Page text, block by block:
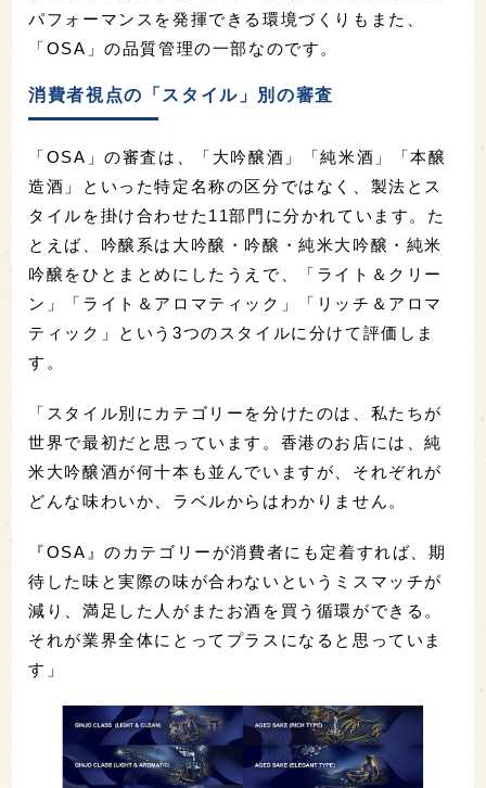
パフォーマンスを発揮できる環境づくりもまた、
「OSA」の品質管理の一部なのです。
消費者視点の「スタイル」別の審査
「OSA」の審査は、「大吟醸酒」「純米酒」「本醸
造酒」といった特定名称の区分ではなく、製法とス
タイルを掛け合わせた11部門に分かれています。た
とえば、吟醸系は大吟醸・吟醸・純米大吟醸・純米
吟醸をひとまとめにしたうえで、「ライト＆クリー
ン」「ライト＆アロマティック」「リッチ＆アロマ
ティック」という3つのスタイルに分けて評価しま
す。
「スタイル別にカテゴリーを分けたのは、私たちが
世界で最初だと思っています。香港のお店には、純
米大吟醸酒が何十本も並んでいますが、それぞれが
どんな味わいか、ラベルからはわかりません。
『OSA』のカテゴリーが消費者にも定着すれば、期
待した味と実際の味が合わないというミスマッチが
減り、満足した人がまたお酒を買う循環ができる。
それが業界全体にとってプラスになると思っていま
す」